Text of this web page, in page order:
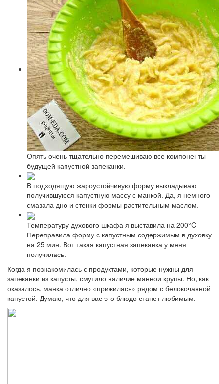
Опять очень тщательно перемешиваю все компоненты
будущей капустной запеканки.
В подходящую жароустойчивую форму выкладываю
получившуюся капустную массу с манкой. Да, я немного
смазала дно и стенки формы растительным маслом.
Температуру духового шкафа я выставила на 200°C.
Переправила форму с капустным содержимым в духовку
на 25 мин. Вот такая капустная запеканка у меня
получилась.
Когда я познакомилась с продуктами, которые нужны для
запеканки из капусты, смутило наличие манной крупы. Но, как
оказалось, манка отлично «прижилась» рядом с белокочанной
капустой. Думаю, что для вас это блюдо станет любимым.